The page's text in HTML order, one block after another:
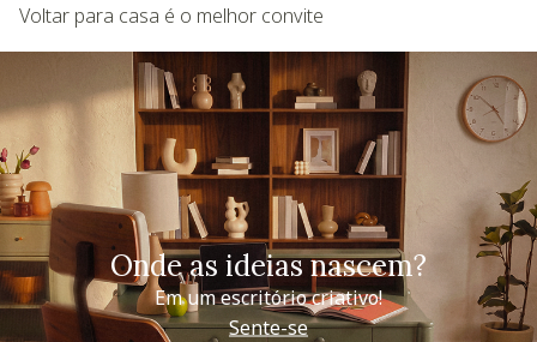
Voltar para casa é o melhor convite
Onde as ideias nascem?
Em um escritório criativo!
Sente-se